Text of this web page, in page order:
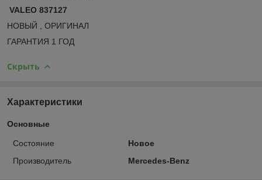
VALEO 837127
НОВЫЙ , ОРИГИНАЛ
ГАРАНТИЯ 1 ГОД
Скрыть
Характеристики
Основные
Состояние
Новое
Производитель
Mercedes-Benz